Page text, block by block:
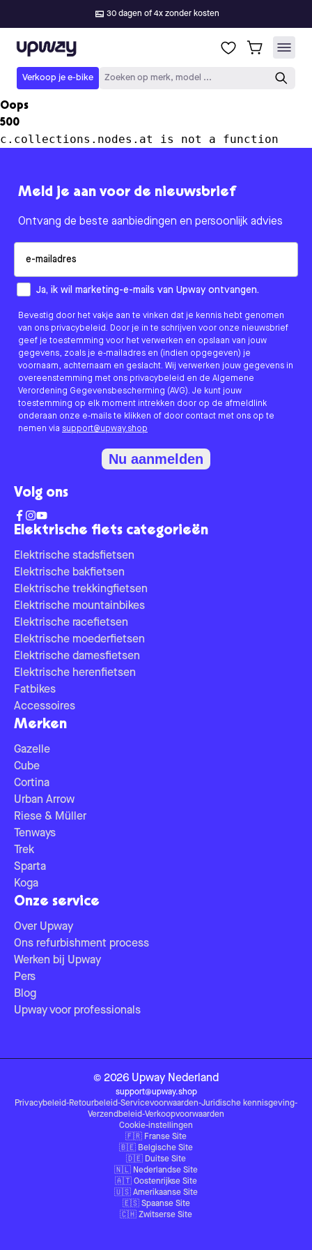
30 dagen of 4x zonder kosten
Upway
Verkoop je e-bike Zoeken op merk, model ...
Oops
500
c.collections.nodes.at is not a function
Elektrische fiets categorieën
Elektrische stadsfietsen
Elektrische bakfietsen
Elektrische trekkingfietsen
Elektrische mountainbikes
Elektrische racefietsen
Elektrische moederfietsen
Elektrische damesfietsen
Elektrische herenfietsen
Fatbikes
Accessoires
Merken
Gazelle
Cube
Cortina
Urban Arrow
Riese & Müller
Tenways
Trek
Sparta
Koga
Onze service
Over Upway
Ons refurbishment process
Werken bij Upway
Pers
Blog
Upway voor professionals
Meld je aan voor de nieuwsbrief
Ontvang de beste aanbiedingen en persoonlijk advies
How would you like to hear from us?
Ja, ik wil marketing-e-mails van Upway ontvangen.
Bevestig door het vakje aan te vinken dat je kennis hebt genomen
van ons privacybeleid. Door je in te schrijven voor onze nieuwsbrief
geef je toestemming voor het verwerken en opslaan van jouw
gegevens, zoals je e-mailadres en (indien opgegeven) je
voornaam, achternaam en geslacht. Wij verwerken jouw gegevens in
overeenstemming met ons privacybeleid en de Algemene
Verordening Gegevensbescherming (AVG). Je kunt jouw
toestemming op elk moment intrekken door op de afmeldlink
onderaan onze e-mails te klikken of door contact met ons op te
nemen via support@upway.shop
Nu aanmelden
Volg ons
© 2026 Upway Nederland
support@upway.shop
Privacybeleid-Retourbeleid-Servicevoorwaarden-Juridische kennisgeving-
Verzendbeleid-Verkoopvoorwaarden
Cookie-instellingen
🇫🇷 Franse Site
🇧🇪 Belgische Site
🇩🇪 Duitse Site
🇳🇱 Nederlandse Site
🇦🇹 Oostenrijkse Site
🇺🇸 Amerikaanse Site
🇪🇸 Spaanse Site
🇨🇭 Zwitserse Site